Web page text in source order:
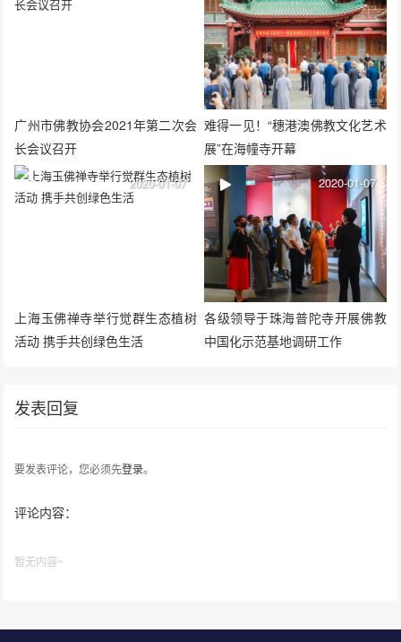
广州市佛教协会2021年第二次会
长会议召开
难得一见！“穗港澳佛教文化艺术
展”在海幢寺开幕
上海玉佛禅寺举行觉群生态植树
活动 携手共创绿色生活
2020-01-07
各级领导于珠海普陀寺开展佛教
中国化示范基地调研工作
2020-01-07
发表回复
要发表评论，您必须先登录。
评论内容：
暂无内容~